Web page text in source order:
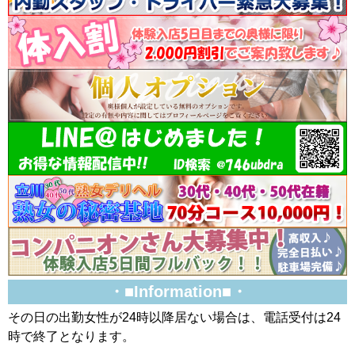
・■Information■・
その日の出勤女性が24時以降居ない場合は、電話受付は24
時で終了となります。